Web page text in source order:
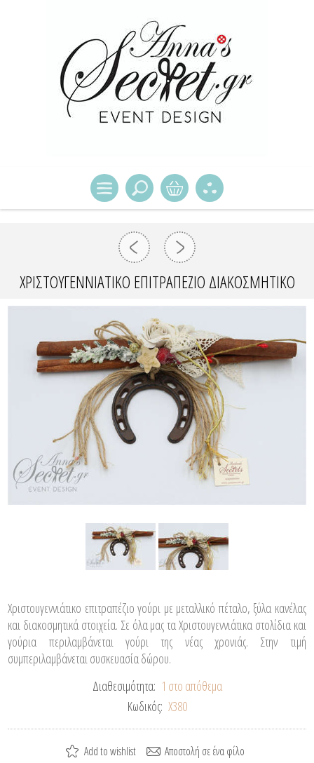
ΧΡΙΣΤΟΥΓΕΝΝΙΑΤΙΚΟ ΕΠΙΤΡΑΠΕΖΙΟ ΔΙΑΚΟΣΜΗΤΙΚΟ
Χριστουγεννιάτικο επιτραπέζιο γούρι με μεταλλικό πέταλο, ξύλα κανέλας
και διακοσμητικά στοιχεία. Σε όλα μας τα Χριστουγεννιάτικα στολίδια και
γούρια περιλαμβάνεται γούρι της νέας χρονιάς. Στην τιμή
συμπεριλαμβάνεται συσκευασία δώρου.
Διαθεσιμότητα: 1 στο απόθεμα
Κωδικός: Χ380